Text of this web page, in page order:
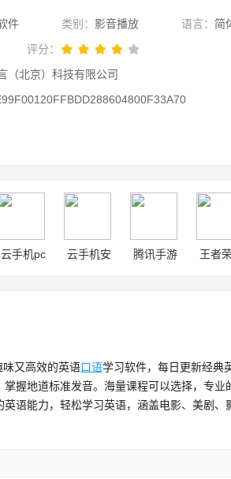
件 类别： 影音播放 语言： 简
评分：
（北京）科技有限公司
云手机pc
云手机安
腾讯手游
王者
又高效的英语口语学习软件，每日更新经典
握地道标准发音。海量课程可以选择，专
语能力，轻松学习英语，涵盖电影、美剧